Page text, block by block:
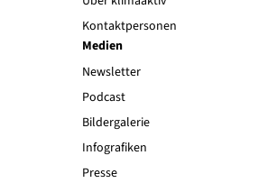
Kontaktpersonen
Medien
Newsletter
Podcast
Bildergalerie
Infografiken
Presse